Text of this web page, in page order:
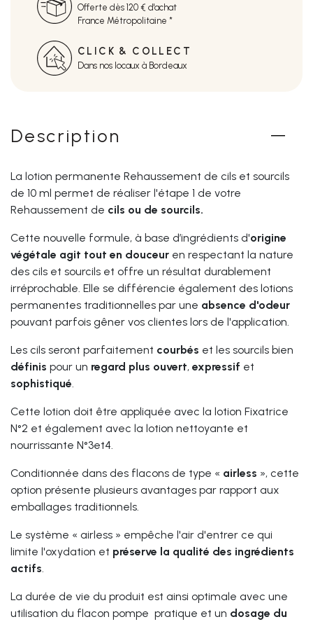
Offerte dès 120 € d'achat
France Métropolitaine *
CLICK & COLLECT
Dans nos locaux à Bordeaux
Description
La lotion permanente Rehaussement de cils et sourcils
de 10 ml permet de réaliser l'étape 1 de votre
Rehaussement de cils ou de sourcils.
Cette nouvelle formule, à base d’ingrédients d'origine
végétale agit tout en douceur en respectant la nature
des cils et sourcils et offre un résultat durablement
irréprochable. Elle se différencie également des lotions
permanentes traditionnelles par une absence d'odeur
pouvant parfois gêner vos clientes lors de l'application.
Les cils seront parfaitement courbés et les sourcils bien
définis pour un regard plus ouvert, expressif et
sophistiqué.
Cette lotion doit être appliquée avec la lotion Fixatrice
N°2 et également avec la lotion nettoyante et
nourrissante N°3et4.
Conditionnée dans des flacons de type « airless », cette
option présente plusieurs avantages par rapport aux
emballages traditionnels.
Le système « airless » empêche l'air d'entrer ce qui
limite l'oxydation et préserve la qualité des ingrédients
actifs.
La durée de vie du produit est ainsi optimale avec une
utilisation du flacon pompe pratique et un dosage du